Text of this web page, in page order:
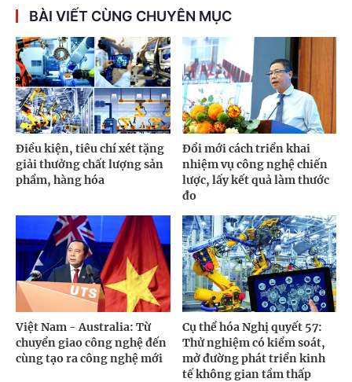
BÀI VIẾT CÙNG CHUYÊN MỤC
Điều kiện, tiêu chí xét tặng
giải thưởng chất lượng sản
phẩm, hàng hóa
Đổi mới cách triển khai
nhiệm vụ công nghệ chiến
lược, lấy kết quả làm thước
đo
Việt Nam - Australia: Từ
chuyển giao công nghệ đến
cùng tạo ra công nghệ mới
Cụ thể hóa Nghị quyết 57:
Thử nghiệm có kiểm soát,
mở đường phát triển kinh
tế không gian tầm thấp